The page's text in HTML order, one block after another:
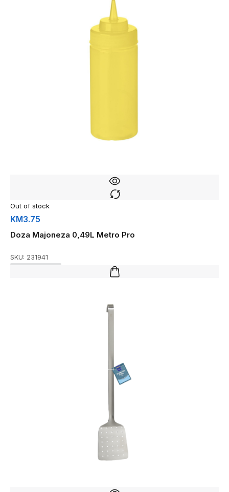
Out of stock
KM3.75
Doza Majoneza 0,49L Metro Pro
SKU: 231941